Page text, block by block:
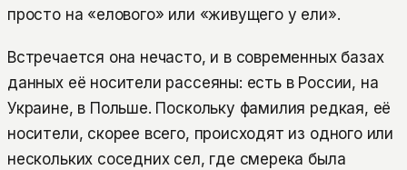
просто на «елового» или «живущего у ели».
Встречается она нечасто, и в современных базах
данных её носители рассеяны: есть в России, на
Украине, в Польше. Поскольку фамилия редкая, её
носители, скорее всего, происходят из одного или
нескольких соседних сел, где смерека была